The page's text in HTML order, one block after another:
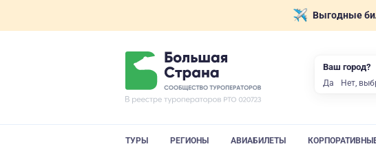
Выгодные
ТУРЫ РЕГИОНЫ АВИАБИЛЕТЫ
Ваш город?
Да Нет,